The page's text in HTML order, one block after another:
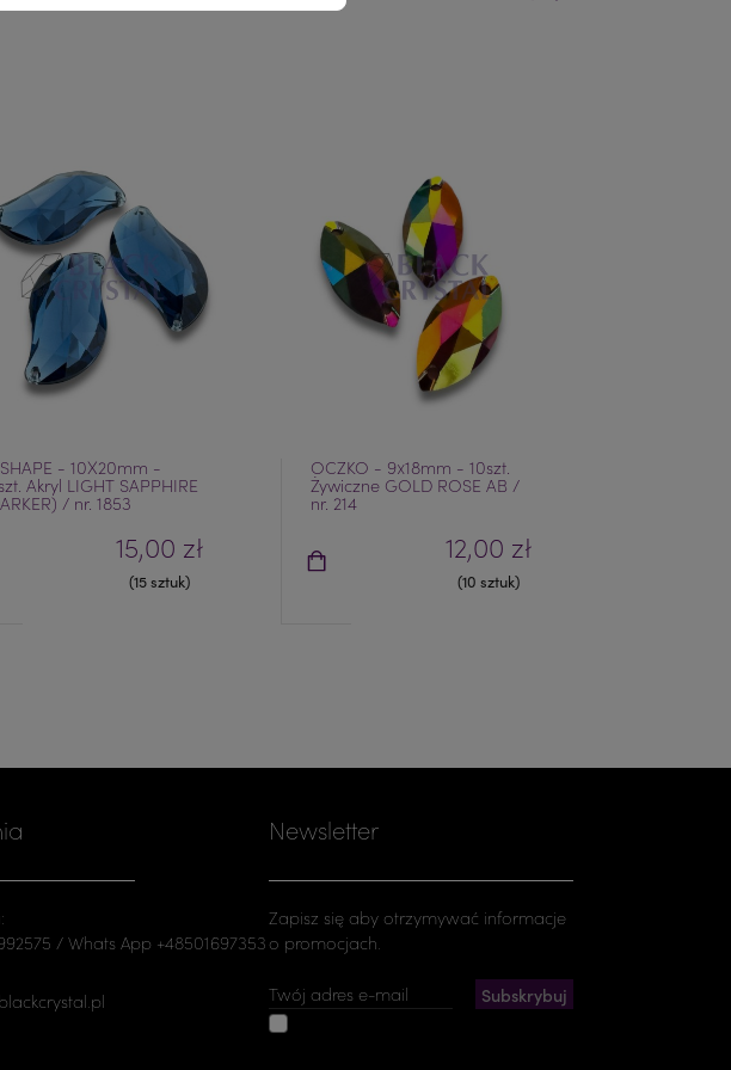
Poprzedni
Następny
- 10X20mm -
Akryl LIGHT SAPPHIRE
/ nr. 1853
15,00 zł
(15 sztuk)
OCZKO - 9x18mm - 10szt.
Żywiczne GOLD ROSE AB /
nr. 214
12,00 zł
(10 sztuk)
/ Whats App +48501697353
Newsletter
Zapisz się aby otrzymywać informacje
o promocjach.